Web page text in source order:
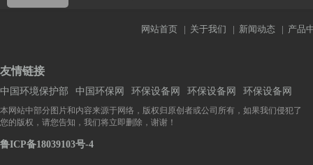
网站首页 | 关于我们 | 新闻动态 | 产品
友情链接
中国环境保护部 中国环保网 环保设备网 环保设备网 环保设备网
本网站中部分图片和内容来源于网络，版权归原创者或公司所有，如果我们侵犯了
您的版权，请您告知，我们将立即删除，谢谢！
鲁ICP备18039103号-4